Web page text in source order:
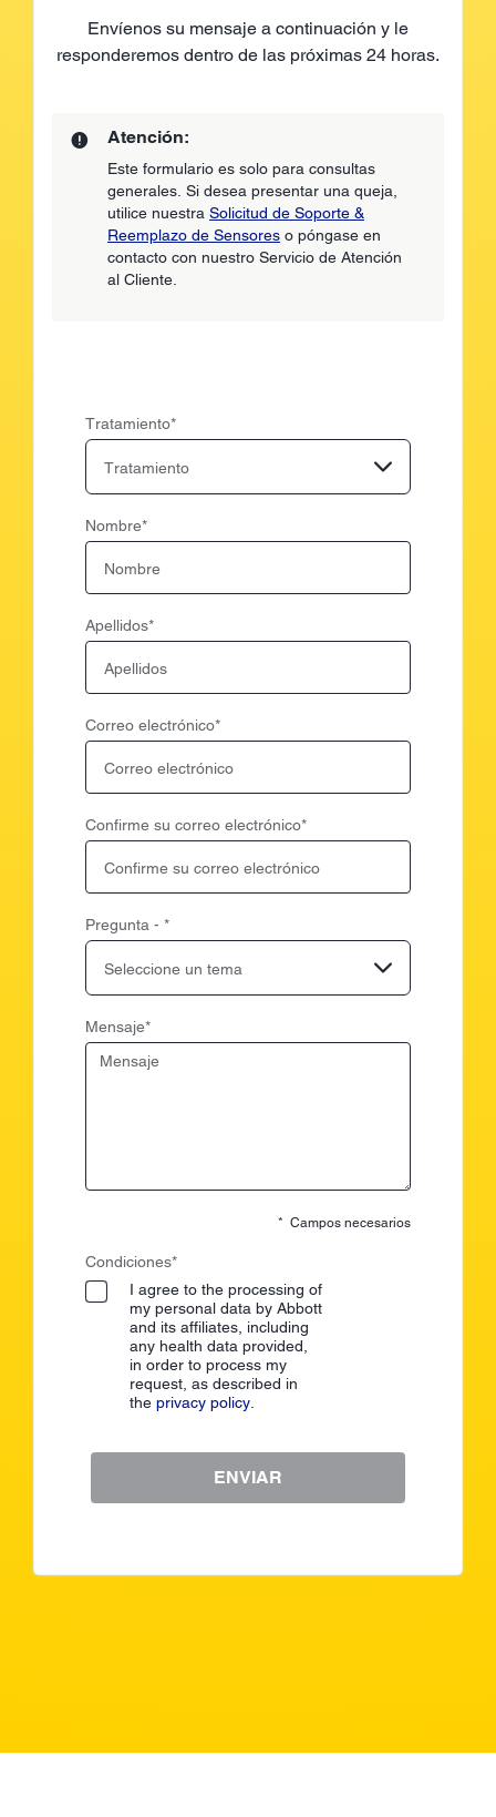
Envíenos su mensaje a continuación y le
responderemos dentro de las próximas 24 horas.
Atención:
Este formulario es solo para consultas
generales. Si desea presentar una queja,
utilice nuestra Solicitud de Soporte &
Reemplazo de Sensores o póngase en
contacto con nuestro Servicio de Atención
al Cliente.
Tratamiento*
Tratamiento
Nombre*
Apellidos*
Correo electrónico*
Confirme su correo electrónico*
Pregunta - *
Seleccione un tema
Mensaje*
* Campos necesarios
Condiciones*
I agree to the processing of
my personal data by Abbott
and its affiliates, including
any health data provided,
in order to process my
request, as described in
the privacy policy
ENVIAR